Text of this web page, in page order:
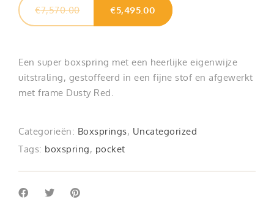
€7,570.00
Oorspronkelijke
prijs
€5,495.00
Huidige
Een super boxspring met een heerlijke eigenwijze
uitstraling, gestoffeerd in een fijne stof en afgewerkt
met frame Dusty Red.
Categorieën: Boxsprings, Uncategorized
Tags: boxspring, pocket